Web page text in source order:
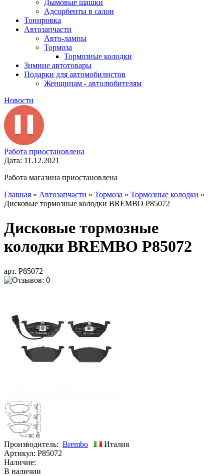
Дымовые шашки
Адсорбенты в салон
Тонировка
Автозапчасти
Авто-лампы
Тормоза
Тормозные колодки
Зимние автотовары
Подарки для автомобилистов
Женщинам - автолюбителям
Новости
Работа приостановлена
Дата: 11.12.2021
Работа магазина приостановлена
Главная » Автозапчасти » Тормоза » Тормозные колодки »
Дисковые тормозные колодки BREMBO P85072
Дисковые тормозные
колодки BREMBO P85072
арт. P85072
Производитель: Brembo
Италия
Артикул: P85072
Наличие:
В наличии